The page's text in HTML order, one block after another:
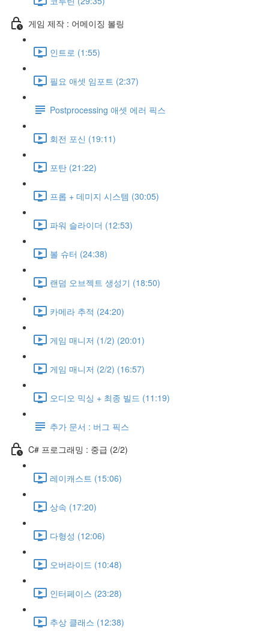
게임 제작 : 어메이징 볼링
인트로 (1:55)
필요 애셋 임포트 (2:37)
Postprocessing 애셋 에러 픽스
회전 포신 (19:11)
포탄 (21:22)
프롭 + 데미지 시스템 (30:05)
파워 슬라이더 (12:53)
볼 슈터 (24:38)
랜덤 오브젝트 생성기 (18:50)
카메라 추적 (24:20)
게임 매니저 (1/2) (20:01)
게임 매니저 (2/2) (16:57)
오디오 믹싱 + 최종 빌드 (11:19)
추가 문서 : 버그 픽스
C# 프로그래밍 : 중급 (2/2)
레이캐스트 (15:06)
상속 (17:20)
다형성 (12:06)
오버라이드 (10:48)
인터페이스 (23:28)
추상 클래스 (12:38)